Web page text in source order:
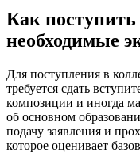
Как
необходимые
Для поступления в
требуется сдать
композиции и иногда
об основном
подачу заявления и
которое оценивает